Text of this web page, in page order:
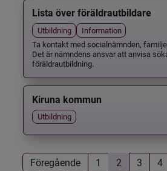
Lista över föräldrautbildare
Utbildning
Information
Ta kontakt med socialnämnden,
Det är nämndens ansvar att anvisa
föräldrautbildning.
Kiruna kommun
Utbildning
Föregående 1 2 3 4